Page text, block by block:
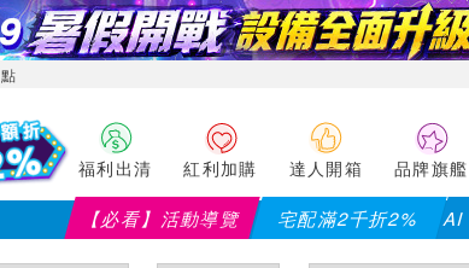
福利出清 紅利加購 達人開箱 品牌旗艦
【必看】活動導覽 宅配滿2千折2% AI